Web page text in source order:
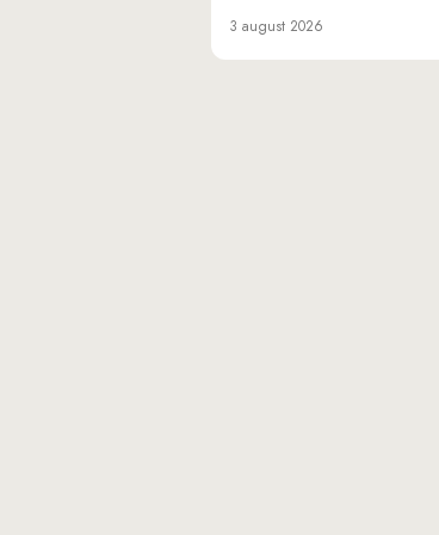
3 august 2026